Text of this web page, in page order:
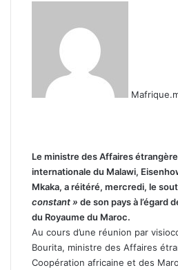
Le ministre des Affaires
internationale du Malawi,
Mkaka, a réitéré, mercredi, le
constant » de son pays à l’égard
du Royaume du Maroc.
Au cours d’une réunion par
Bourita, ministre des Affaires
Coopération africaine et des